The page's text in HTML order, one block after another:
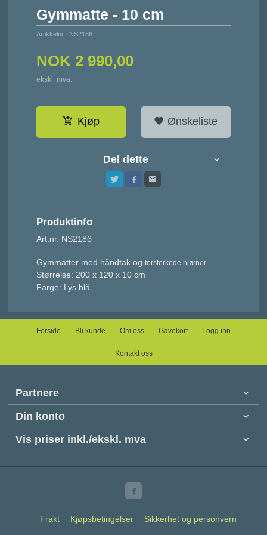
Gymmatte - 10 cm
Artikkelnr.: NS2186
NOK 2 990,00
ekskl. mva.
Kjøp Ønskeliste
Del dette
Produktinfo
Art.nr. NS2186
Gymmatter med håndtak ogforsterkede hjørner.
Størrelse: 200 x 120 x 10 cm
Farge: Lys blå
Forside Bli kunde Om oss Gavekort Logg inn
Kontakt oss
Partnere
Din konto
Vis priser inkl./ekskl. mva
Frakt Kjøpsbetingelser Sikkerhet og personvern